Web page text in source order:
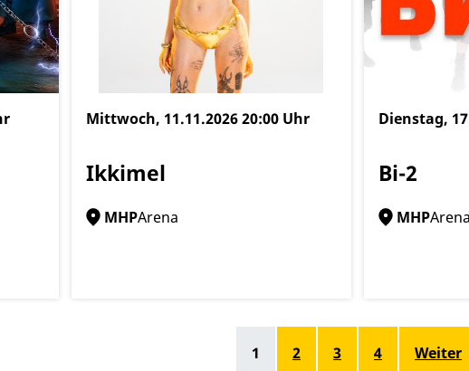
Mittwoch, 11.11.202620:00 Uhr
Ikkimel
MHPArena
Dienstag,
Bi-2
MHPArena
1 2 3 4 Weiter